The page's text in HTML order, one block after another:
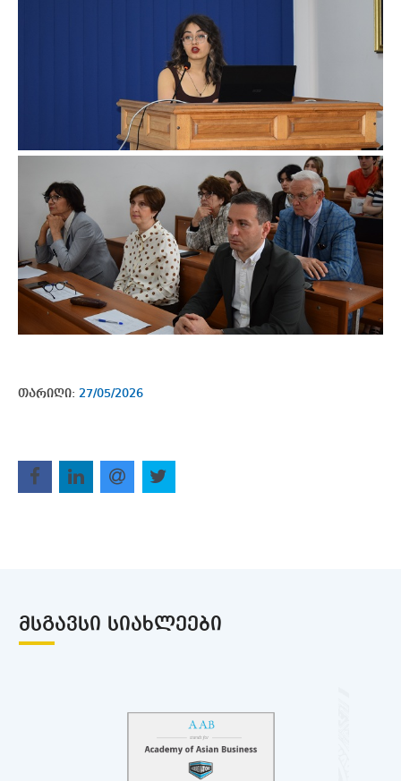
თარიღი: 27/05/2026
ᲛᲡᲒᲐᲕᲡᲘ ᲡᲘᲐᲮᲚᲔᲔᲑᲘ